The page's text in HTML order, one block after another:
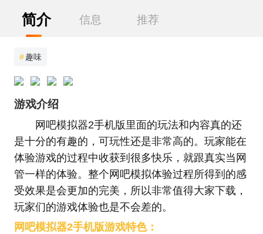
简介 信息 推荐
#趣味
游戏介绍
网吧模拟器2手机版里面的玩法和内容真的还
是十分的有趣的，可玩性还是非常高的。玩家能在
体验游戏的过程中收获到很多快乐，就跟真实当网
管一样的体验。整个网吧模拟体验过程所得到的感
受效果是会更加的完美，所以非常值得大家下载，
玩家们的游戏体验也是不会差的。
网吧模拟器2手机版游戏特色：